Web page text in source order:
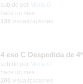
Contenido educativo.
subido por María G.
hace un mes
135 visualizaciones
4 eso C Despedida de 4º
Contenido educativo.
subido por María G.
hace un mes
200 visualizaciones